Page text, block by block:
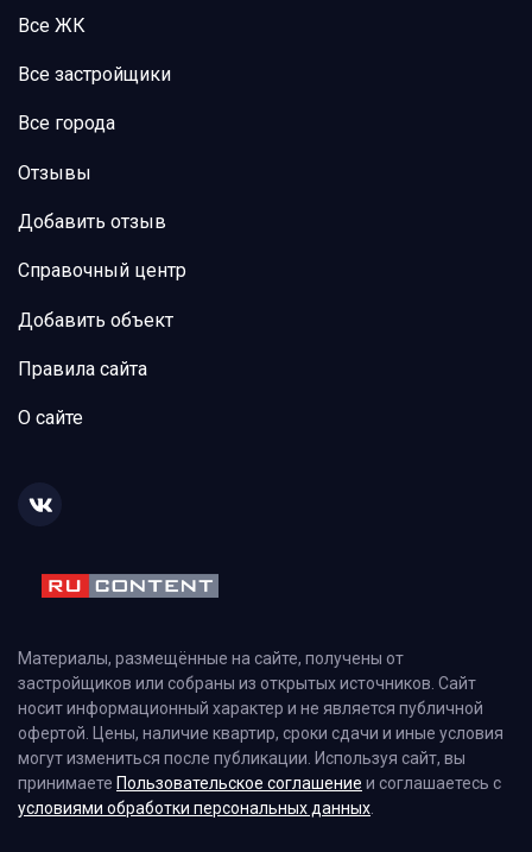
Все ЖК
Все застройщики
Все города
Отзывы
Добавить отзыв
Справочный центр
Добавить объект
Правила сайта
О сайте
Материалы, размещённые на сайте, получены от
застройщиков или собраны из открытых источников. Сайт
носит информационный характер и не является публичной
офертой. Цены, наличие квартир, сроки сдачи и иные условия
могут измениться после публикации. Используя сайт, вы
принимаете Пользовательское соглашение и соглашаетесь с
условиями обработки персональных данных